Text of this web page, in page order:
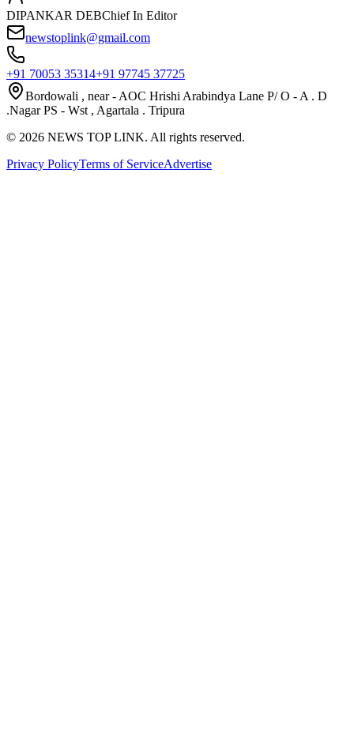
DIPANKAR DEBChief In Editor
newstoplink@gmail.com
+91 70053 35314+91 97745 37725
Bordowali , near - AOC Hrishi Arabindya Lane P/ O - A . D
.Nagar PS - Wst , Agartala . Tripura
© 2026 NEWS TOP LINK. All rights reserved.
Privacy PolicyTerms of ServiceAdvertise